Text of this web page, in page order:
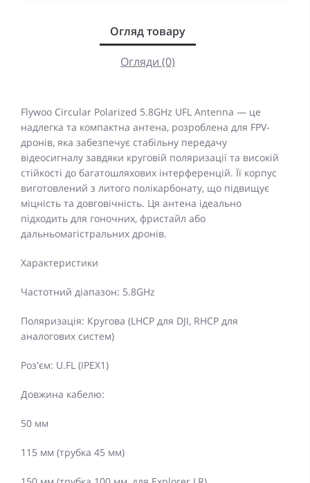
Огляд товару
Огляди (0)
Flywoo Circular Polarized 5.8GHz UFL Antenna — це
надлегка та компактна антена, розроблена для FPV-
дронів, яка забезпечує стабільну передачу
відеосигналу завдяки круговій поляризації та високій
стійкості до багатошляхових інтерференцій. Її корпус
виготовлений з литого полікарбонату, що підвищує
міцність та довговічність. Ця антена ідеально
підходить для гоночних, фристайл або
дальньомагістральних дронів.
Характеристики
Частотний діапазон: 5.8GHz
Поляризація: Кругова (LHCP для DJI, RHCP для
аналогових систем)
Роз'єм: U.FL (IPEX1)
Довжина кабелю:
50 мм
115 мм (трубка 45 мм)